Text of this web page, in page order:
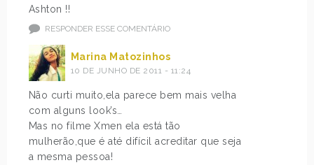
Ashton !!
RESPONDER ESSE COMENTÁRIO
Marina Matozinhos
10 DE JUNHO DE 2011 - 11:24
Não curti muito,ela parece bem mais velha
com alguns look’s…
Mas no filme Xmen ela está tão
mulherão,que é até difícil acreditar que seja
a mesma pessoa!